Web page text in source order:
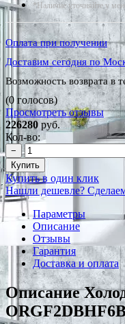
*Наличие уточняйте у
Оплата при получении
Доставим сегодня по
Возможность возврата в
(0 голосов)
Просмотреть отзывы
226280 руб.
Кол-во:
−
Купить
Купить в один клик
Нашли дешевле?
Параметры
Описание
Отзывы
Гарантия
Доставка и оплата
Описание